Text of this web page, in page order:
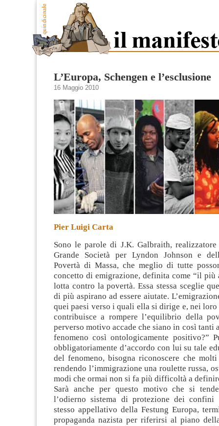
L’Europa, Schengen e l’esclusione
16 Maggio 2010
Pier Luigi Carta
Sono le parole di J.K. Galbraith, realizzatore
Grande Società per Lyndon Johnson e
Povertà di Massa, che meglio di tutte
concetto di emigrazione, definita come “il più
lotta contro la povertà. Essa stessa sceglie
di più aspirano ad essere aiutate.
quei paesi verso i quali ella si dirige e, nei loro
contribuisce a rompere l’equilibrio della
perverso motivo accade che siano in così tanti
fenomeno così ontologicamente positivo?”
obbligatoriamente d’accordo con lui su tale
del fenomeno, bisogna riconoscere che
rendendo l’immigrazione una roulette russa,
modi che ormai non si fa più difficoltà a
Sarà anche per questo motivo che si
l’odierno sistema di protezione dei
stesso appellativo della Festung Europa,
propaganda nazista per riferirsi al piano